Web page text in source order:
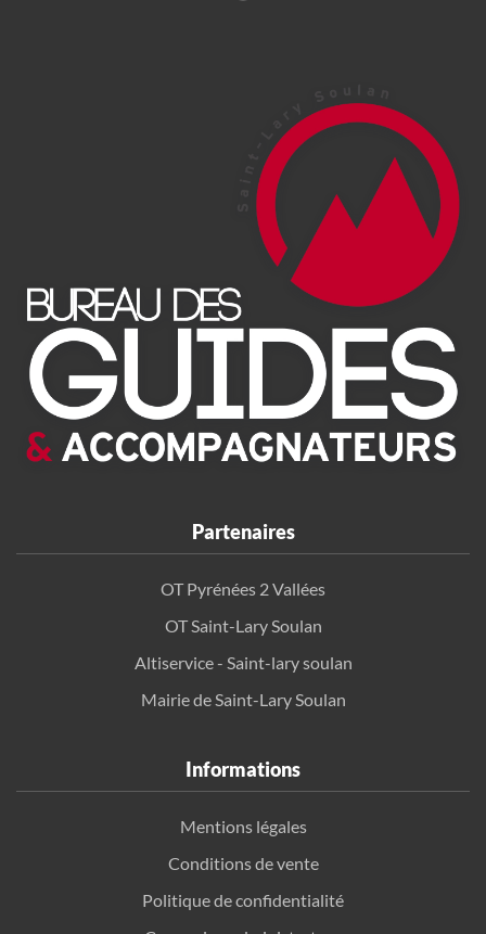
Partenaires
OT Pyrénées 2 Vallées
OT Saint-Lary Soulan
Altiservice - Saint-lary soulan
Mairie de Saint-Lary Soulan
Informations
Mentions légales
Conditions de vente
Politique de confidentialité